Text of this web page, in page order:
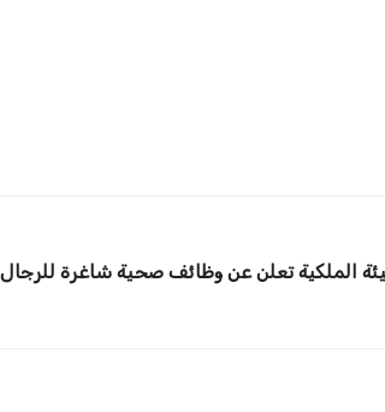
الملكية تعلن عن وظائف صحية شاغرة للرجال